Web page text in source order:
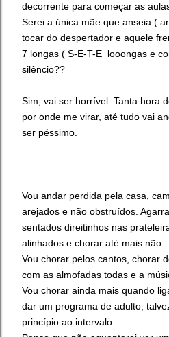
decorrente para começar as
Serei a única mãe que anseia (
tocar do despertador e aquele
7 longas ( S-E-T-E looongas e
silêncio??
Sim, vai ser horrível. Tanta hora
por onde me virar, até tudo vai
ser péssimo.
Vou andar perdida pela casa,
arejados e não obstruídos.
sentados direitinhos nas
alinhados e chorar até mais não.
Vou chorar pelos cantos, chorar
com as almofadas todas e a
Vou chorar ainda mais quando
dar um programa de adulto,
princípio ao intervalo.